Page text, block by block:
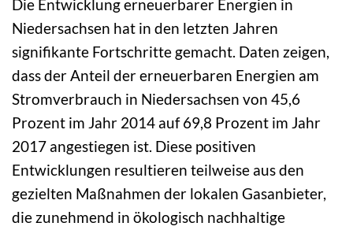
Die Entwicklung erneuerbarer Energien in
Niedersachsen hat in den letzten Jahren
signifikante Fortschritte gemacht. Daten zeigen,
dass der Anteil der erneuerbaren Energien am
Stromverbrauch in Niedersachsen von 45,6
Prozent im Jahr 2014 auf 69,8 Prozent im Jahr
2017 angestiegen ist. Diese positiven
Entwicklungen resultieren teilweise aus den
gezielten Maßnahmen der lokalen Gasanbieter,
die zunehmend in ökologisch nachhaltige